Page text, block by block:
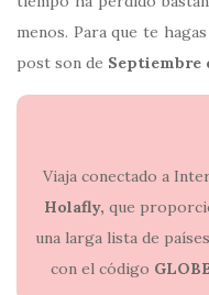
menos. Para que te
post son de Septiembre
Viaja conectado a
Holafly, que
una larga lista de
con el código